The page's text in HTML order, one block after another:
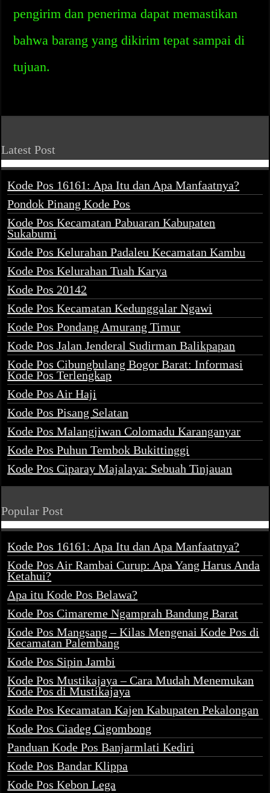
pengirim dan penerima dapat memastikan
bahwa barang yang dikirim tepat sampai di
tujuan.
Latest Post
Kode Pos 16161: Apa Itu dan Apa Manfaatnya?
Pondok Pinang Kode Pos
Kode Pos Kecamatan Pabuaran Kabupaten
Sukabumi
Kode Pos Kelurahan Padaleu Kecamatan Kambu
Kode Pos Kelurahan Tuah Karya
Kode Pos 20142
Kode Pos Kecamatan Kedunggalar Ngawi
Kode Pos Pondang Amurang Timur
Kode Pos Jalan Jenderal Sudirman Balikpapan
Kode Pos Cibungbulang Bogor Barat: Informasi
Kode Pos Terlengkap
Kode Pos Air Haji
Kode Pos Pisang Selatan
Kode Pos Malangjiwan Colomadu Karanganyar
Kode Pos Puhun Tembok Bukittinggi
Kode Pos Ciparay Majalaya: Sebuah Tinjauan
Popular Post
Kode Pos 16161: Apa Itu dan Apa Manfaatnya?
Kode Pos Air Rambai Curup: Apa Yang Harus Anda
Ketahui?
Apa itu Kode Pos Belawa?
Kode Pos Cimareme Ngamprah Bandung Barat
Kode Pos Mangsang – Kilas Mengenai Kode Pos di
Kecamatan Palembang
Kode Pos Sipin Jambi
Kode Pos Mustikajaya – Cara Mudah Menemukan
Kode Pos di Mustikajaya
Kode Pos Kecamatan Kajen Kabupaten Pekalongan
Kode Pos Ciadeg Cigombong
Panduan Kode Pos Banjarmlati Kediri
Kode Pos Bandar Klippa
Kode Pos Kebon Lega